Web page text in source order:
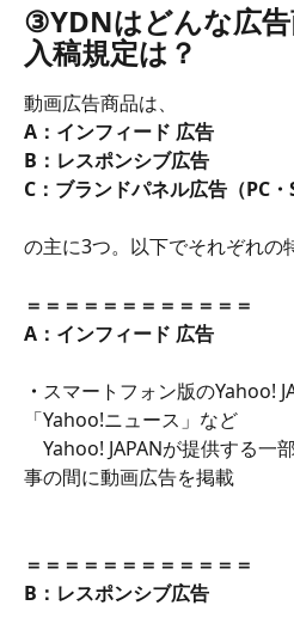
③YDNはどんな広
入稿規定は？
動画広告商品は、
A：インフィード 広告
B：レスポンシブ広告
C：ブランドパネル広告（PC・
の主に3つ。以下でそれぞれの
＝＝＝＝＝＝＝＝＝＝＝＝
A：インフィード 広告
・ スマートフォン版のYahoo!
「Yahoo!ニュース」など
Yahoo! JAPANが提供する一
事の間に動画広告を掲載
＝＝＝＝＝＝＝＝＝＝＝＝
B：レスポンシブ広告